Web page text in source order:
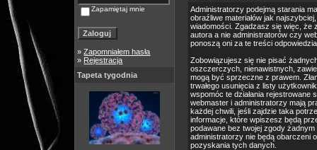
Zapamiętaj mnie
»Zapomniałem hasła
» Rejestracja
Tapeta tygodnia
Administratorzy podejmą starania
obraźliwe materiałów jak
wiadomości. Zgadzasz się więc, że
autora a nie administratorów czy
ponoszą oni za te treści
Zobowiązujesz się nie pisać
oszczerczych, nienawistnych,
mogą być sprzeczne z prawem.
trwałego usunięcia z listy
wspomóc te działania
webmaster i administratorzy mają
każdej chwili, jeśli zajdzie taka
informacje, które wpiszesz będą
podawane bez twojej zgody
administratorzy nie będą obarczeni
pozyskania tych danych.